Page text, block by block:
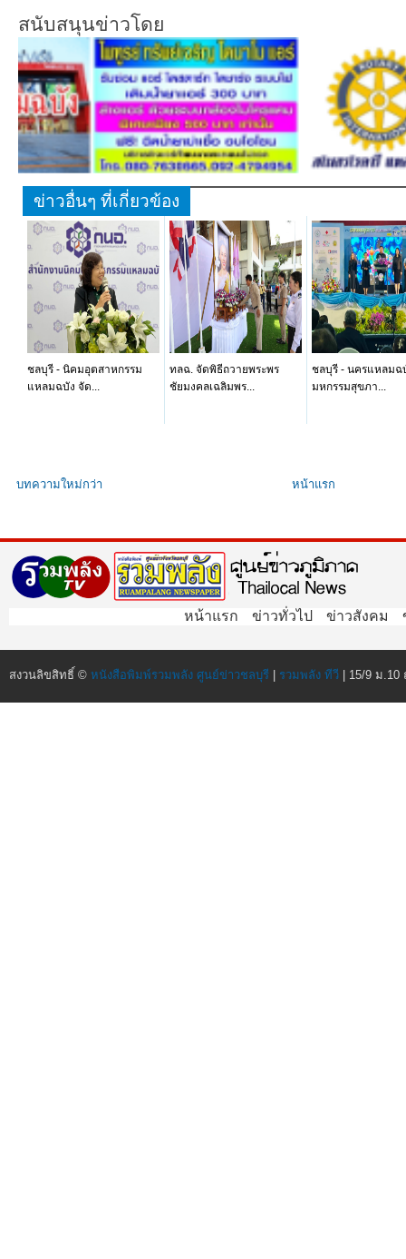
สนับสนุนข่าวโดย
ข่าวอื่นๆ ที่เกี่ยวข้อง
ชลบุรี - นิคมอุตสาหกรรม
แหลมฉบัง จัด...
ทลฉ. จัดพิธีถวายพระพร
ชัยมงคลเฉลิมพร...
ชลบุรี - นครแหลมฉ
มหกรรมสุขภา...
บทความใหม่กว่า หน้าแรก
หน้าแรก ข่าวทั่วไป ข่าวสังคม
สงวนลิขสิทธิ์ © หนังสือพิมพ์รวมพลัง ศูนย์ข่าวชลบุรี | รวมพลัง ทีวี | 15/9 ม.10